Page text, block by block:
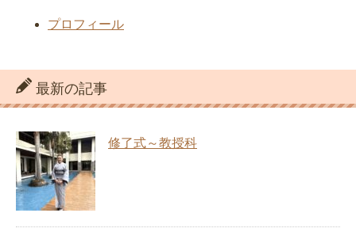
プロフィール
最新の記事
修了式～教授科